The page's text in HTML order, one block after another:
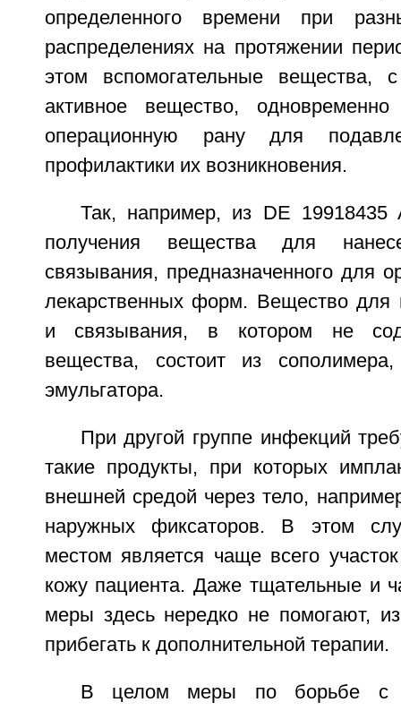
определенного времени при
распределениях на протяжении
этом вспомогательные вещества,
активное вещество,
операционную рану для
профилактики их возникновения.
Так, например, из DE 19918435
получения вещества для
связывания, предназначенного для
лекарственных форм. Вещество для
и связывания, в котором не
вещества, состоит из
эмульгатора.
При другой группе инфекций
такие продукты, при которых
внешней средой через тело,
наружных фиксаторов. В этом
местом является чаще всего
кожу пациента. Даже тщательные и
меры здесь нередко не помогают,
прибегать к дополнительной терапии.
В целом меры по борьбе с